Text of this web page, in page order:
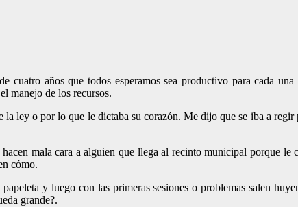
años que todos esperamos sea productivo para cada una
manejo de los recursos.
ley o por lo que le dictaba su corazón. Me dijo que se iba a regir
mala cara a alguien que llega al recinto municipal porque
cómo.
y luego con las primeras sesiones o problemas salen
grande?.